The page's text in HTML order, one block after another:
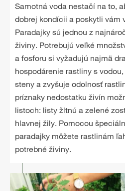
Samotná voda nestačí na to,
dobrej kondícii a poskytli vám
Paradajky sú jednou z
živiny. Potrebujú veľké
a fosforu si vyžadujú najmä
hospodárenie rastliny s
steny a zvyšuje odolnosť
príznaky nedostatku živín
listoch: listy žltnú a zelené
hlavnej žily. Pomocou
paradajky môžete rastlinám
potrebné živiny.